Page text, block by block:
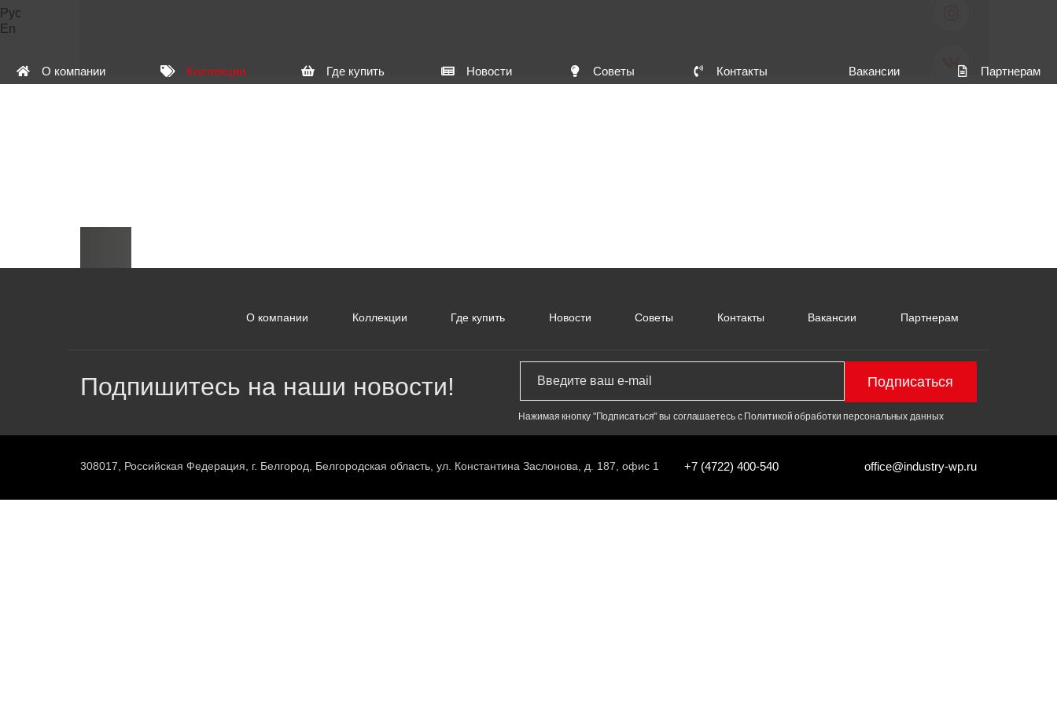
Рус
En
О компании Коллекции Где купить Новости Советы Контакты Вакансии Партнерам
О компании Коллекции Где купить Новости Советы Контакты Вакансии Партнерам
Подпишитесь на наши новости! Подписаться
Нажимая кнопку "Подписаться" вы соглашаетесь с Политикой обработки персональных данных
308017, Российская Федерация, г. Белгород, Белгородская область, ул. Константина Заслонова, д. 187, офис 1 +7 (4722) 400-540 office@industry-wp.ru